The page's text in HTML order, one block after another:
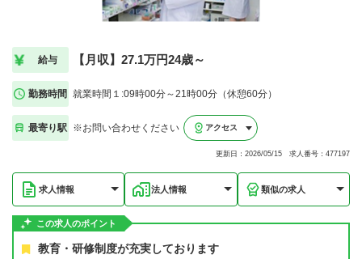
給与 【月収】27.1万円24歳～
勤務時間 就業時間１:09時00分～21時00分（休憩60分）
最寄り駅 ※お問い合わせください アクセス
更新日：2026/05/15 求人番号：477197
求人情報 法人情報 類似の求人
この求人のポイント
教育・研修制度が充実しております